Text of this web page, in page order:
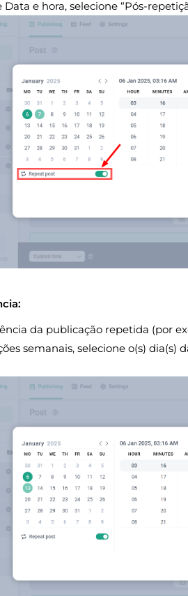
e hora, selecione “Pós-
da publicação repetida (por
semanais, selecione o(s)